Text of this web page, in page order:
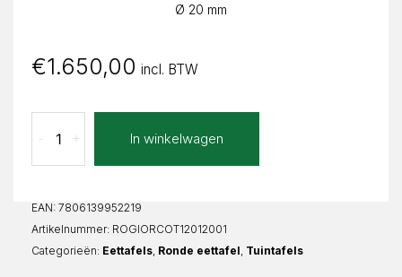
Ø 20 mm
€1.650,00 incl. BTW
Taupe
Giorgia
aantal
+
- In winkelwagen
EAN: 7806139952219
Artikelnummer: ROGIORCOT12012001
Categorieën: Eettafels Ronde eettafel Tuintafels